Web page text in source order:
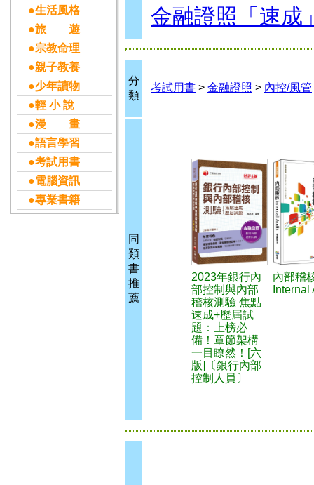
●生活風格
●旅 遊
●宗教命理
●親子教養
●少年讀物
●輕 小 說
●漫 畫
●語言學習
●考試用書
●電腦資訊
●專業書籍
金融證照「速成
分
類
考試用書 > 金融證照 > 內控/風管
同
類
書
推
薦
2023年銀行內
部控制與內部
稽核測驗 焦點
速成+歷屆試
題：上榜必
備！章節架構
一目瞭然！[六
版]〔銀行內部
控制人員〕
內部稽
Internal